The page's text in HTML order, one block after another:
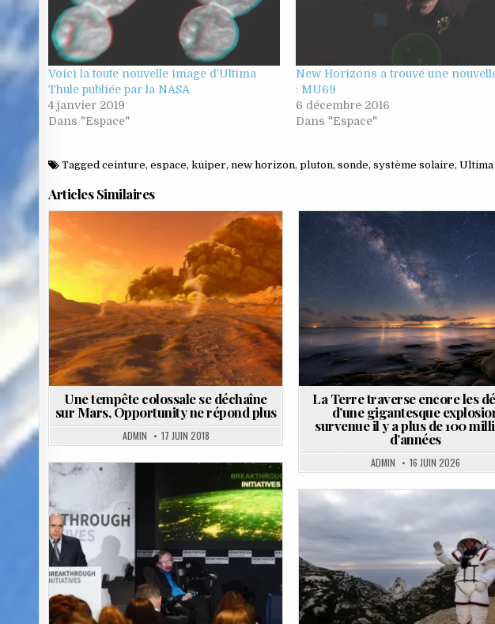
Voici la toute nouvelle image d’Ultima
Thule publiée par la NASA
4 janvier 2019
Dans "Espace"
New Horizons a trouvé une
: MU69
6 décembre 2016
Dans "Espace"
Taggedceinture,espace,kuiper,new horizon,pluton,sonde,système solaire,Ultima
Articles Similaires
in
Une tempête colossale se déchaîne
sur Mars, Opportunity ne répond plus
ADMIN 17 JUIN 2018
Posted
in
La Terre traverse encore les
d’une gigantesque
survenue il y a plus de 100
d’années
ADMIN 16 JUIN 2026
Posted
Posted